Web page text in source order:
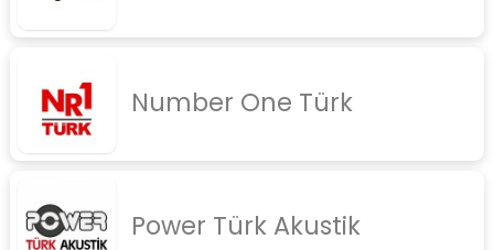
Number One Türk
Power Türk Akustik